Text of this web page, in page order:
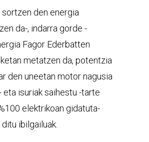
den energia
da-, indarra gorde -
Fagor Ederbatten
metatzen da, potentzia
den uneetan motor nagusia
eta isuriak saihestu -tarte
elektrikoan gidatuta-
ibilgailuak.